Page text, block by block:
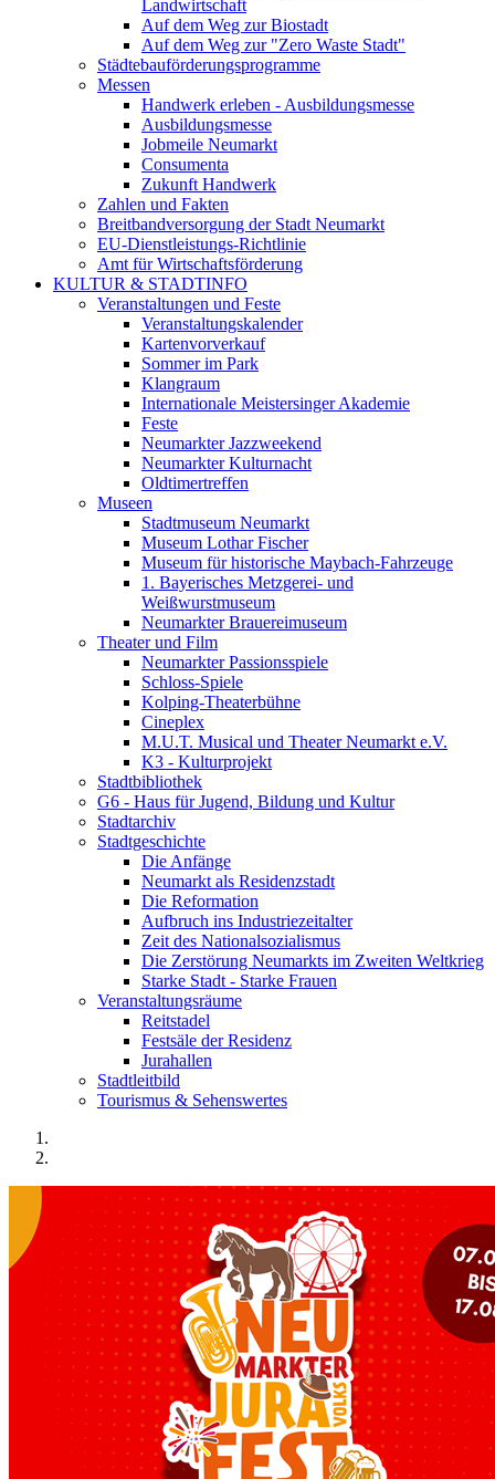
Landwirtschaft
Auf dem Weg zur Biostadt
Auf dem Weg zur "Zero Waste Stadt"
Städtebauförderungsprogramme
Messen
Handwerk erleben - Ausbildungsmesse
Ausbildungsmesse
Jobmeile Neumarkt
Consumenta
Zukunft Handwerk
Zahlen und Fakten
Breitbandversorgung der Stadt Neumarkt
EU-Dienstleistungs-Richtlinie
Amt für Wirtschaftsförderung
KULTUR & STADTINFO
Veranstaltungen und Feste
Veranstaltungskalender
Kartenvorverkauf
Sommer im Park
Klangraum
Internationale Meistersinger Akademie
Feste
Neumarkter Jazzweekend
Neumarkter Kulturnacht
Oldtimertreffen
Museen
Stadtmuseum Neumarkt
Museum Lothar Fischer
Museum für historische Maybach-Fahrzeuge
1. Bayerisches Metzgerei- und
Weißwurstmuseum
Neumarkter Brauereimuseum
Theater und Film
Neumarkter Passionsspiele
Schloss-Spiele
Kolping-Theaterbühne
Cineplex
M.U.T. Musical und Theater Neumarkt e.V.
K3 - Kulturprojekt
Stadtbibliothek
G6 - Haus für Jugend, Bildung und Kultur
Stadtarchiv
Stadtgeschichte
Die Anfänge
Neumarkt als Residenzstadt
Die Reformation
Aufbruch ins Industriezeitalter
Zeit des Nationalsozialismus
Die Zerstörung Neumarkts im Zweiten Weltkrieg
Starke Stadt - Starke Frauen
Veranstaltungsräume
Reitstadel
Festsäle der Residenz
Jurahallen
Stadtleitbild
Tourismus & Sehenswertes